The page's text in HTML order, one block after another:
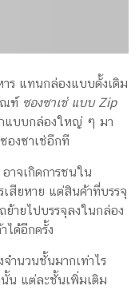
ร แทนกล่องแบบดั้งเดิม
ณฑ์ซองซาเช่ แบบ Zip
บบกล่องใหญ่ ๆ มา
องซาเช่อีกที
าจเกิดการชนใน
เสียหาย แต่สินค้าที่บรรจุ
ายไปบรรจุลงในกล่อง
ด้อีกครั้ง
ำนวนชั้นมากเท่าไร
น แต่ละชั้นเพิ่มเติม